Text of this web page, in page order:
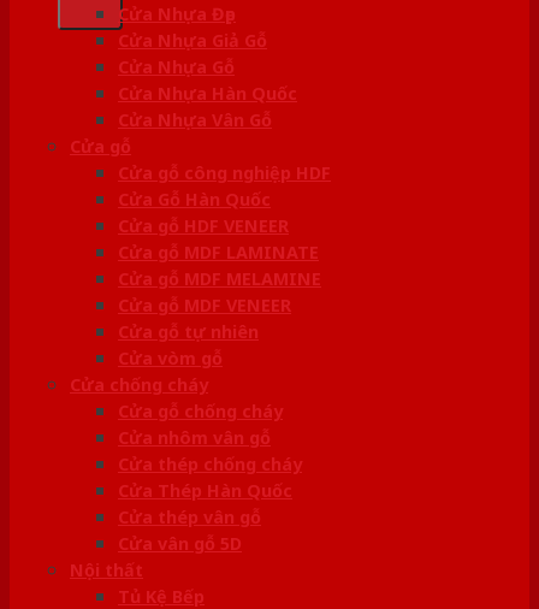
Cửa Nhựa Đẹp
Cửa Nhựa Giả Gỗ
Cửa Nhựa Gỗ
Cửa Nhựa Hàn Quốc
Cửa Nhựa Vân Gỗ
Cửa gỗ
Cửa gỗ công nghiệp HDF
Cửa Gỗ Hàn Quốc
Cửa gỗ HDF VENEER
Cửa gỗ MDF LAMINATE
Cửa gỗ MDF MELAMINE
Cửa gỗ MDF VENEER
Cửa gỗ tự nhiên
Cửa vòm gỗ
Cửa chống cháy
Cửa gỗ chống cháy
Cửa nhôm vân gỗ
Cửa thép chống cháy
Cửa Thép Hàn Quốc
Cửa thép vân gỗ
Cửa vân gỗ 5D
Nội thất
Tủ Kệ Bếp